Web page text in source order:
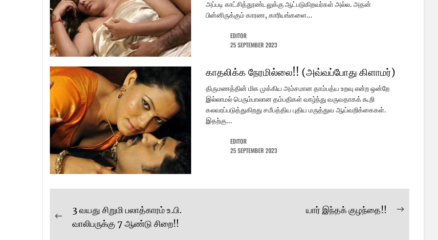
அப்படி காட்சித்தூண்டலுக்கு ஆட்படுகிறவர்கள் அல்ல. அதன்
பின்னிருக்கும் காரண, காரியங்களை...
EDITOR
25 SEPTEMBER 2023
காதலிக்க நேரமில்லை!! (அவ்வப்போது கிளாமர்)
திருமணத்தின் மிக முக்கிய அம்சமான தாம்பத்ய உறவு என்ற ஒன்றே
இல்லாமல் பெரும்பாலான தம்பதிகள் வாழ்ந்து வருவதாகக் கூறி
கலவரப்படுத்துகிறது சமீபத்திய புதிய மருத்துவ ஆய்வறிக்கைகள்.
இதற்கு...
EDITOR
25 SEPTEMBER 2023
Post
navigation
Previous
3 வயது சிறுமி பலாத்காரம் உ.பி.
வாலிபருக்கு 7 ஆண்டு சிறை!!
யார் இந்தக் குழந்தை!!